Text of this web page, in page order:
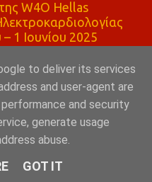
W4O Hellas
1 Ιουνίου 2025
απινιδωτή
σε καρδιακή ανακοπή;
ΣΠΑΡΤΗ
to deliver its services
and user-agent are
and security
generate usage
abuse.
GOT IT